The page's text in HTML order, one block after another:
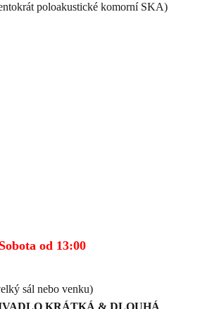
poloakustické komorní SKA)
Sobota od 13:00
sál nebo venku)